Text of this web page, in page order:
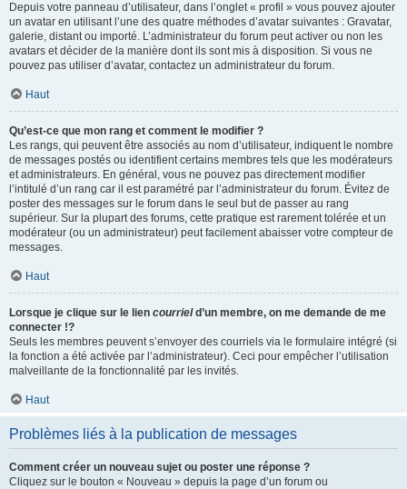
Depuis votre panneau d’utilisateur, dans l’onglet « profil » vous pouvez ajouter
un avatar en utilisant l’une des quatre méthodes d’avatar suivantes : Gravatar,
galerie, distant ou importé. L’administrateur du forum peut activer ou non les
avatars et décider de la manière dont ils sont mis à disposition. Si vous ne
pouvez pas utiliser d’avatar, contactez un administrateur du forum.
Haut
Qu’est-ce que mon rang et comment le modifier ?
Les rangs, qui peuvent être associés au nom d’utilisateur, indiquent le nombre
de messages postés ou identifient certains membres tels que les modérateurs
et administrateurs. En général, vous ne pouvez pas directement modifier
l’intitulé d’un rang car il est paramétré par l’administrateur du forum. Évitez de
poster des messages sur le forum dans le seul but de passer au rang
supérieur. Sur la plupart des forums, cette pratique est rarement tolérée et un
modérateur (ou un administrateur) peut facilement abaisser votre compteur de
messages.
Haut
Lorsque je clique sur le lien courrield’un membre, on me demande de me
connecter !?
Seuls les membres peuvent s’envoyer des courriels via le formulaire intégré (si
la fonction a été activée par l’administrateur). Ceci pour empêcher l’utilisation
malveillante de la fonctionnalité par les invités.
Haut
Problèmes liés à la publication de messages
Comment créer un nouveau sujet ou poster une réponse ?
Cliquez sur le bouton « Nouveau » depuis la page d’un forum ou